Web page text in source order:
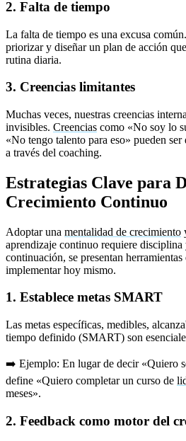
2. Falta de tiempo
La falta de tiempo es una excusa
priorizar y diseñar un plan de acción
rutina diaria.
3. Creencias limitantes
Muchas veces, nuestras creencias
invisibles. Creencias como «No soy lo
«No tengo talento para eso» pueden
a través del coaching.
Estrategias Clave para
Crecimiento Continuo
Adoptar una mentalidad de crecimiento
aprendizaje continuo requiere disciplina
continuación, se presentan herramientas
implementar hoy mismo.
1. Establece metas SMART
Las metas específicas, medibles,
tiempo definido (SMART) son
➡️ Ejemplo: En lugar de decir «Quiero
define «Quiero completar un curso de
meses».
2. Feedback como motor del